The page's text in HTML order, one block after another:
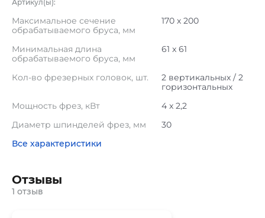
Артикул(ы):
Максимальное сечение
обрабатываемого бруса, мм
170 х 200
Минимальная длина
обрабатываемого бруса, мм
61 x 61
Кол-во фрезерных головок, шт.
2 вертикальных / 2
горизонтальных
Мощность фрез, кВт
4 x 2,2
Диаметр шпинделей фрез, мм
30
Все характеристики
Отзывы
1 отзыв